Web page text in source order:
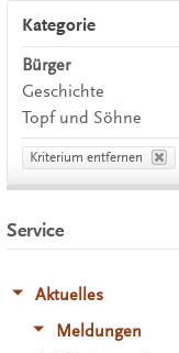
Kategorie
Bürger
Geschichte
Topf und Söhne
Kriterium entfernen
Service
Aktuelles
Meldungen